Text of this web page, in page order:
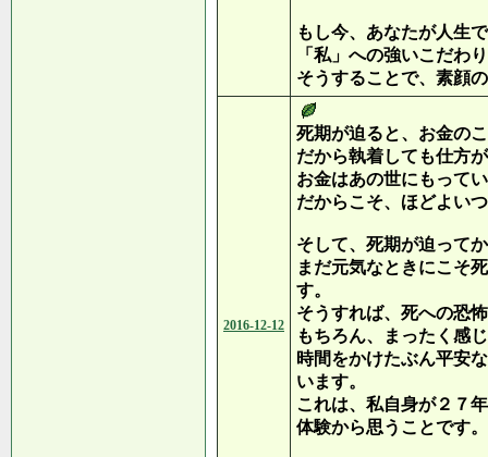
もし今、あなたが人生
「私」への強いこだわ
そうすることで、素顔
2016-12-12
死期が迫ると、お金の
だから執着しても仕方
お金はあの世にもって
だからこそ、ほどよい
そして、死期が迫って
まだ元気なときにこそ
す。
そうすれば、死への恐
もちろん、まったく感
時間をかけたぶん平安
います。
これは、私自身が２７
体験から思うことです。